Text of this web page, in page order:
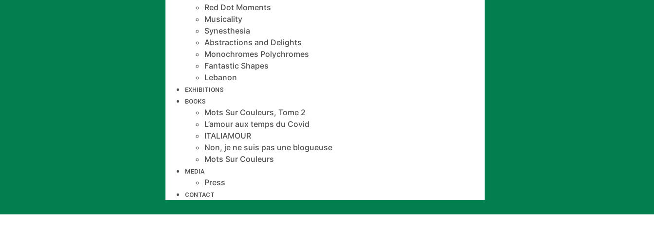
Red Dot Moments
Musicality
Synesthesia
Abstractions and Delights
Monochromes Polychromes
Fantastic Shapes
Lebanon
EXHIBITIONS
BOOKS
Mots Sur Couleurs, Tome 2
L’amour aux temps du Covid
ITALIAMOUR
Non, je ne suis pas une blogueuse
Mots Sur Couleurs
MEDIA
Press
CONTACT